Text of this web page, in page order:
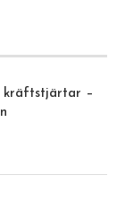
kräftstjärtar –